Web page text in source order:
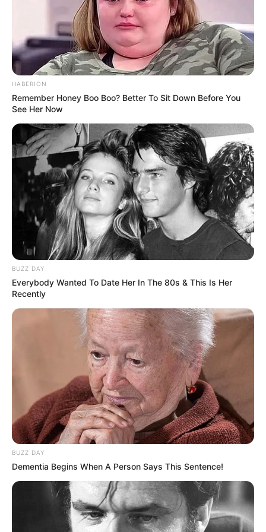
HABERION
Remember Honey Boo Boo? Better To Sit Down Before You
See Her Now
BUZZ DAY
Everybody Wanted To Date Her In The 80s & This Is Her
Recently
BUZZ DAY
Dementia Begins When A Person Says This Sentence!